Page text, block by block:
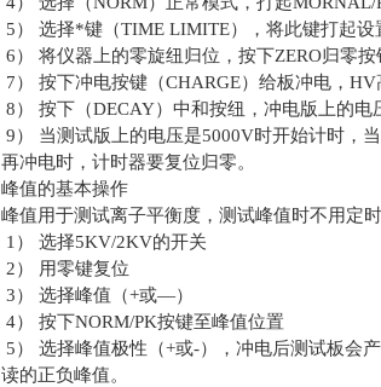
5） 选择*键（TIME LIMITE），将此键打起设
6） 将仪器上的零旋纽归位， 按下ZERO归零
7） 按下冲电按键（CHARGE）给板冲电， HV
8） 按下（DECAY）中和按纽，冲电版上的
9） 当测试版上的电压是5000V时开始计时，
再冲电时，计时器要复位归零。
峰值的基本操作
峰值用于测试离子平衡度，测试峰值时不用定
1 ） 选择5KV/2KV的开关
2）
用零键复位
3） 选择峰值（+或—）
4） 按下NORM/PK按键至峰值位置
5） 选择峰值极性（+或-），冲电后测试板会
读的正负峰值。